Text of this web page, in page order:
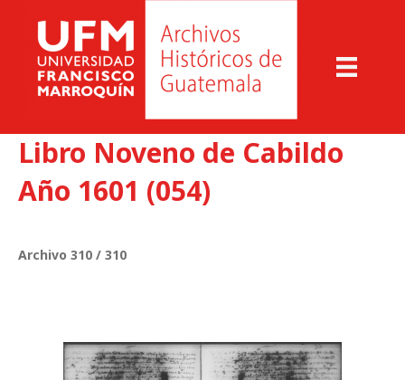
Libro Noveno de Cabildo
Año 1601 (054)
Archivo 310 / 310